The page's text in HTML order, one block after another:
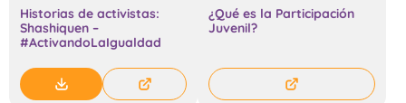
Historias de activistas:
Shashiquen –
#ActivandoLaIgualdad
¿Qué es la Participación
Juvenil?